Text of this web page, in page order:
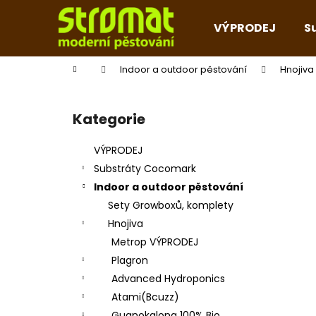
VÝPRODEJ
Domů Indoor a outdoor pěstování Hnojiva
Přeskočit
kategorie
Kategorie
VÝPRODEJ
Substráty Cocomark
Indoor a outdoor pěstování
Sety Growboxů, komplety
Hnojiva
Metrop VÝPRODEJ
Plagron
Advanced Hydroponics
Atami(Bcuzz)
í
Zpět
do
Zpět
do